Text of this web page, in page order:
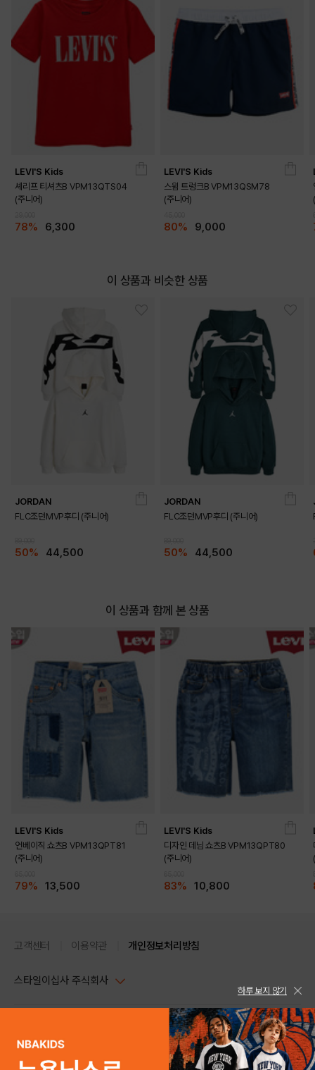
LEVI'S Kids
셰리프 티셔츠B VPM13QTS04
(주니어)
78% 6,300
LEVI'S Kids
스윔 트렁크B VPM13QSM78
(주니어)
80% 9,000
이 상품과 비슷한 상품
JORDAN
FLC조던MVP후디 (주니어)
50% 44,500
JORDAN
FLC조던MVP후디 (주니어)
50% 44,500
이 상품과 함께 본 상품
LEVI'S Kids
언베이직 쇼츠B VPM13QPT81
(주니어)
79% 13,500
LEVI'S Kids
디자인 데님 쇼츠B VPM13QPT80
(주니어)
83% 10,800
고객센터 이용약관 개인정보처리방침
스타일이십사 주식회사
주소 : 서울시 강남구 논현로 633, 6층 (논현동, 한세엠케이빌딩)
사업자등록번호 : 116-81-32499
스타일24 고객센터 1544-5336
평일 09:00~ 18:00 (토/일/공휴일 휴무)
하루 보지 않기